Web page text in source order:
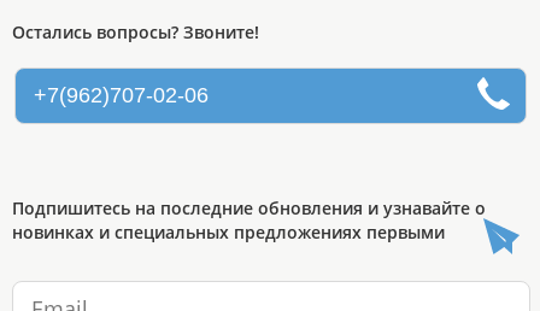
Остались вопросы? Звоните!
+7(962)707-02-06
Подпишитесь на последние обновления и узнавайте о
новинках и специальных предложениях первыми